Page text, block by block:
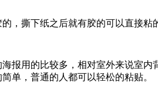
，撕下纸之后就有胶的可以直接粘
报用的比较多，相对室外来说室内
简单，普通的人都可以轻松的粘贴。